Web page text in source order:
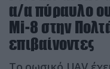
α/α πύραυλο
Mi-8 στην
επιβαίνοντες